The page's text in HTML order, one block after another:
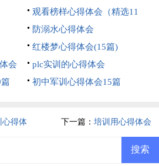
（精选5篇）
观看榜样心得体会（精选11
篇）
防溺水心得体会
红楼梦心得体会(15篇)
会
plc实训的心得体会
初中军训心得体会15篇
心得体 下一篇： 培训用心得体会